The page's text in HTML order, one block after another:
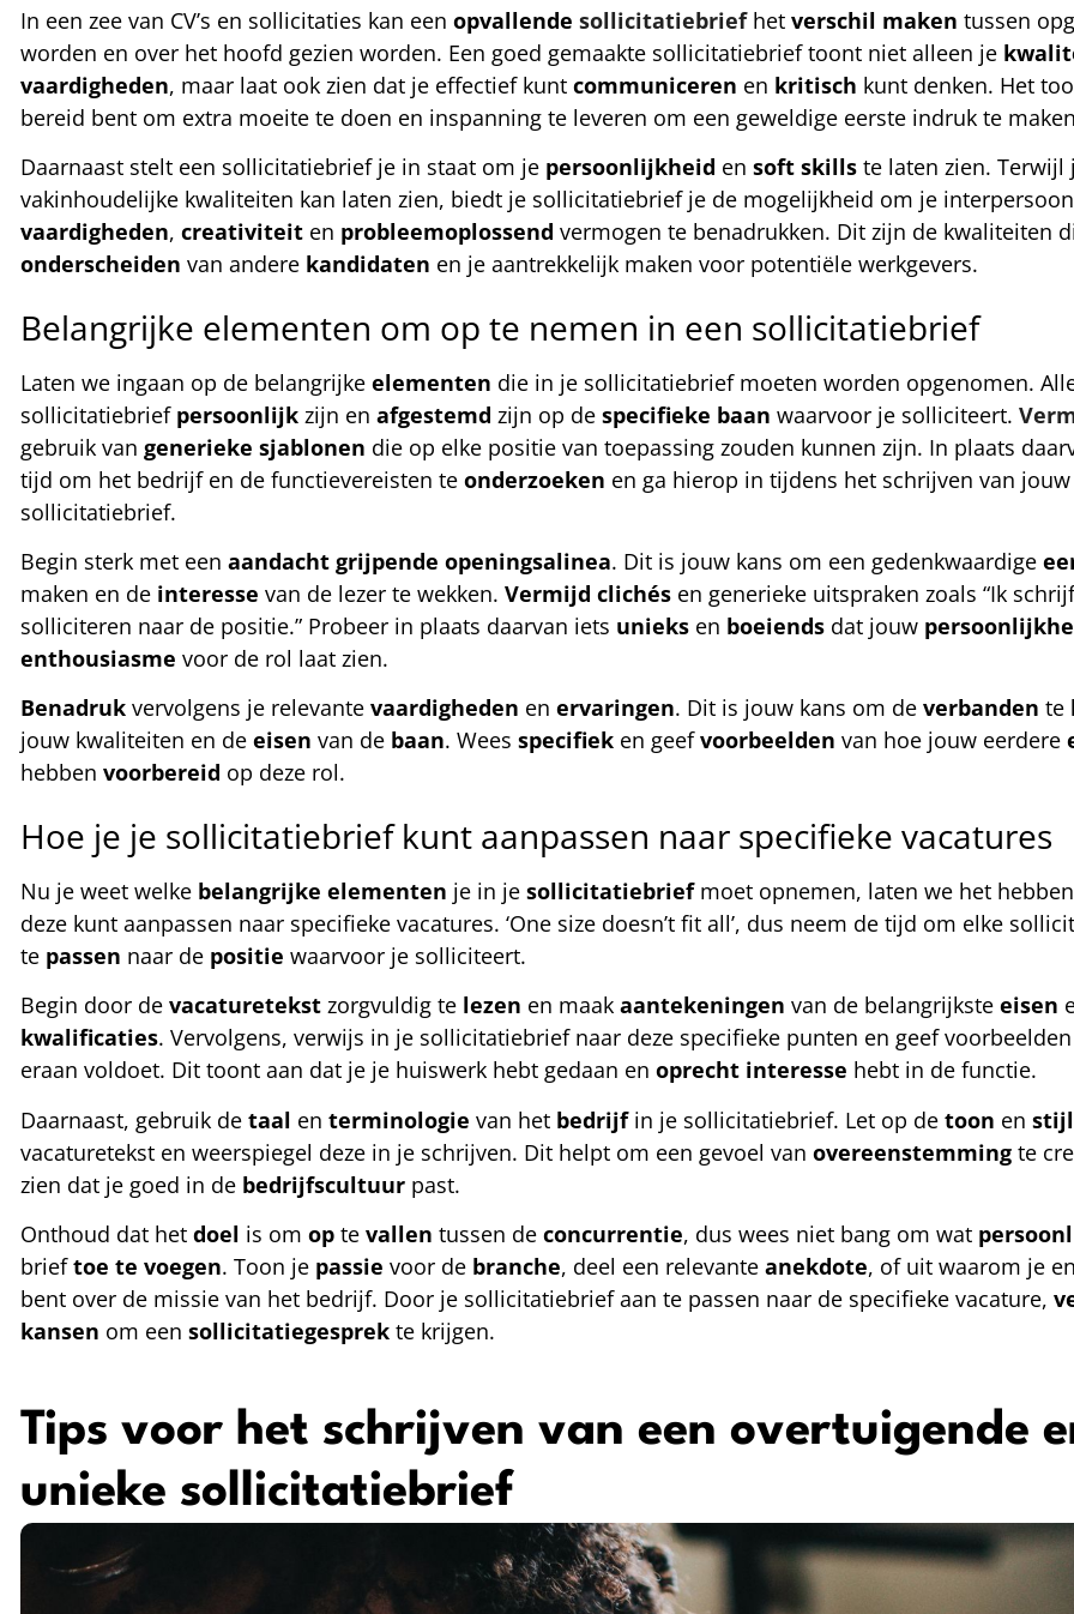
In een zee van CV’s en sollicitaties kan een opvallende sollicitatiebriefhet verschil maken tussen
worden en over het hoofd gezien worden. Een goed gemaakte sollicitatiebrief toont niet alleen je
vaardigheden, maar laat ook zien dat je effectief kunt communiceren en kritisch kunt denken. Het
bereid bent om extra moeite te doen en inspanning te leveren om een geweldige eerste indruk te
Daarnaast stelt een sollicitatiebrief je in staat om je persoonlijkheid en soft skillste laten zien. Terwijl
vakinhoudelijke kwaliteiten kan laten zien, biedt je sollicitatiebrief je de mogelijkheid om je
vaardigheden, creativiteiten probleemoplossend vermogen te benadrukken. Dit zijn de kwaliteiten
onderscheiden van andere kandidaten en je aantrekkelijk maken voor potentiële werkgevers.
Belangrijke elementen om op te nemen in een sollicitatiebrief
Laten we ingaan op de belangrijke elementen die in je sollicitatiebrief moeten worden opgenomen.
sollicitatiebrief persoonlijkzijn en afgestemd zijn op de specifieke baan waarvoor je solliciteert.
gebruik van generieke sjablonen die op elke positie van toepassing zouden kunnen zijn. In plaats
tijd om het bedrijf en de functievereisten te onderzoeken en ga hierop in tijdens het schrijven van jouw
sollicitatiebrief.
Begin sterk met een aandacht grijpende openingsalinea. Dit is jouw kans om een gedenkwaardige
maken en de interesse van de lezer te wekken. Vermijd clichésen generieke uitspraken zoals “Ik
solliciteren naar de positie.” Probeer in plaats daarvan iets unieksen boeiendsdat jouw
enthousiasme voor de rol laat zien.
Benadrukvervolgens je relevante vaardigheden en ervaringen. Dit is jouw kans om de verbanden te
jouw kwaliteiten en de eisen van de baan. Wees specifieken geefvoorbeelden van hoe jouw eerdere
hebben voorbereid op deze rol.
Hoe je je sollicitatiebrief kunt aanpassen naar specifieke vacatures
Nu je weet welke belangrijke elementen je in je sollicitatiebriefmoet opnemen, laten we het
deze kunt aanpassen naar specifieke vacatures. ‘One size doesn’t fit all’, dus neem de tijd om elke
te passen naar de positie waarvoor je solliciteert.
Begin door de vacaturetekstzorgvuldig te lezen en maak aantekeningen van de belangrijkste eisen
kwalificaties. Vervolgens, verwijs in je sollicitatiebrief naar deze specifieke punten en geef
eraan voldoet. Dit toont aan dat je je huiswerk hebt gedaan en oprecht interesse hebt in de functie.
Daarnaast, gebruik de taal en terminologie van het bedrijfin je sollicitatiebrief. Let op de toon en stijl
vacaturetekst en weerspiegel deze in je schrijven. Dit helpt om een gevoel van overeenstemmingte
zien dat je goed in de bedrijfscultuurpast.
Onthoud dat het doel is om opte vallen tussen de concurrentie, dus wees niet bang om wat
brieftoe te voegen. Toon je passie voor de branche, deel een relevante anekdote, of uit waarom je
bent over de missie van het bedrijf. Door je sollicitatiebrief aan te passen naar de specifieke vacature,
kansen om een sollicitatiegesprekte krijgen.
Tips voor het schrijven van een overtuigende
unieke sollicitatiebrief